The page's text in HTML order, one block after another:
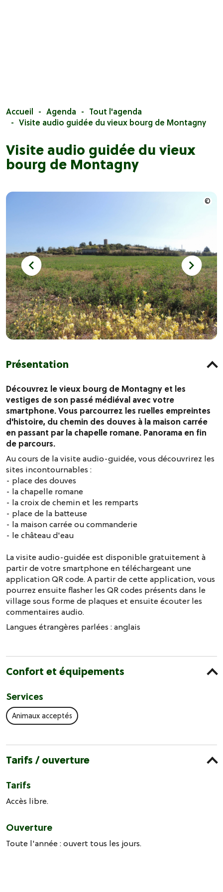
Accueil Agenda
Tout l'agenda
Visite audio guidée du vieux bourg de Montagny
Visite audio guidée du vieux
bourg de Montagny
Présentation
Découvrez le vieux bourg de Montagny et les
vestiges de son passé médiéval avec votre
smartphone. Vous parcourrez les ruelles empreintes
d'histoire, du chemin des douves à la maison carrée
en passant par la chapelle romane. Panorama en fin
de parcours.
Au cours de la visite audio-guidée, vous découvrirez les
sites incontournables :
- place des douves
- la chapelle romane
- la croix de chemin et les remparts
- place de la batteuse
- la maison carrée ou commanderie
- le château d'eau
La visite audio-guidée est disponible gratuitement à
partir de votre smartphone en téléchargeant une
application QR code. A partir de cette application, vous
pourrez ensuite flasher les QR codes présents dans le
village sous forme de plaques et ensuite écouter les
commentaires audio.
Langues étrangères parlées :anglais
Confort et équipements
Services
Animaux acceptés
Tarifs / ouverture
Tarifs
Accès libre.
Ouverture
Toute l'année : ouvert tous les jours.